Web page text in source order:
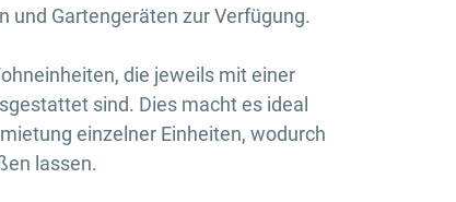
und Gartengeräten zur Verfügung.
die jeweils mit einer
sind. Dies macht es ideal
einzelner Einheiten, wodurch
lassen.